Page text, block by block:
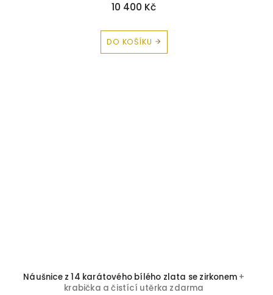
10 400 Kč
DO KOŠÍKU
Náušnice z 14 karátového bílého zlata se zirkonem +
krabička a čistící utěrka zdarma